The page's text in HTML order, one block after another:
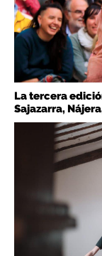
La tercera
Sajazarra,